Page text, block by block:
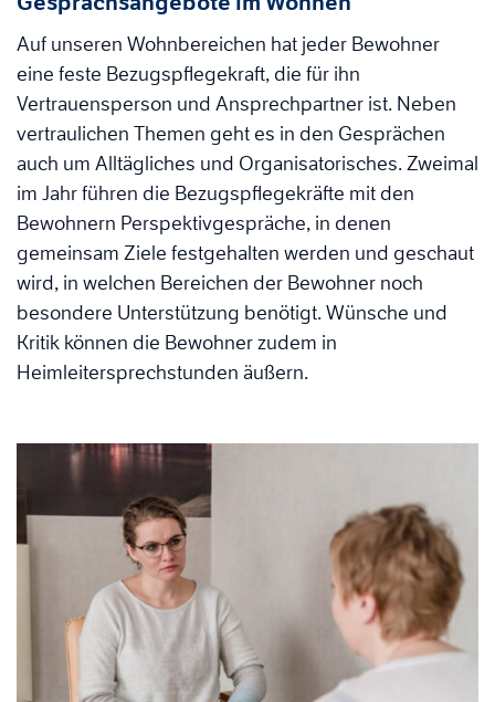
Auf unseren Wohnbereichen hat jeder Bewohner
eine feste Bezugspflegekraft, die für ihn
Vertrauensperson und Ansprechpartner ist. Neben
vertraulichen Themen geht es in den Gesprächen
auch um Alltägliches und Organisatorisches. Zweimal
im Jahr führen die Bezugspflegekräfte mit den
Bewohnern Perspektivgespräche, in denen
gemeinsam Ziele festgehalten werden und geschaut
wird, in welchen Bereichen der Bewohner noch
besondere Unterstützung benötigt. Wünsche und
Kritik können die Bewohner zudem in
Heimleitersprechstunden äußern.